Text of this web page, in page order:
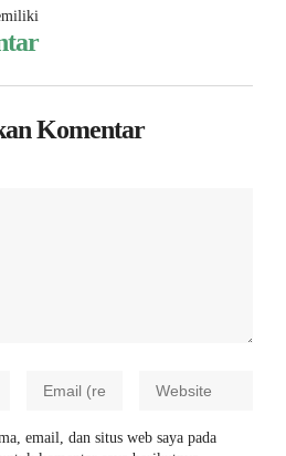
Komentar
email, dan situs web saya pada